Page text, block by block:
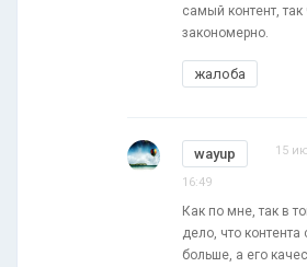
самый контент, так
закономерно.
жалоба
wayup 15
16:49
Как по мне, так в
дело, что контента
больше, а его